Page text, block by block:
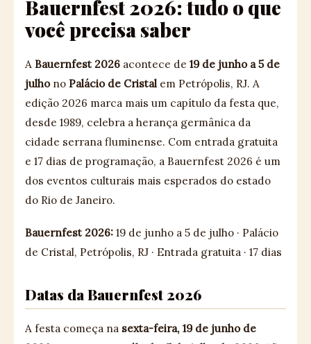
Bauernfest 2026: tudo o que
você precisa saber
A Bauernfest 2026 acontece de 19 de junho a 5 de
julhono Palácio de Cristal em Petrópolis, RJ. A
edição 2026 marca mais um capítulo da festa que,
desde 1989, celebra a herança germânica da
cidade serrana fluminense. Com entrada gratuita
e 17 dias de programação, a Bauernfest 2026 é um
dos eventos culturais mais esperados do estado
do Rio de Janeiro.
Bauernfest 2026: 19 de junho a 5 de julho · Palácio
de Cristal, Petrópolis, RJ · Entrada gratuita · 17 dias
Datas da Bauernfest 2026
A festa começa na sexta-feira, 19 de junho de